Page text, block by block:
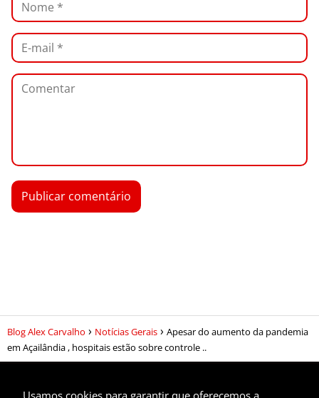
Blog Alex Carvalho Notícias Gerais
Apesar do aumento da pandemia
em Açailândia , hospitais estão sobre controle ..
Usamos cookies para garantir que oferecemos a